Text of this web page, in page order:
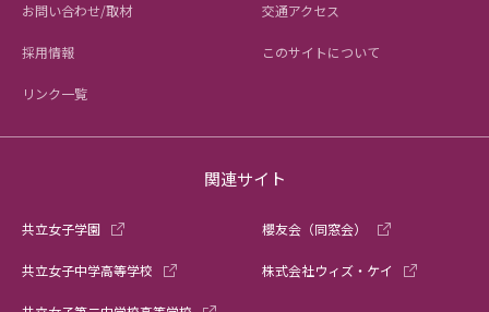
お問い合わせ/取材 交通アクセス
採用情報 このサイトについて
リンク一覧
関連サイト
共立女子学園
共立女子中学高等学校
櫻友会（同窓会）
株式会社ウィズ・ケイ